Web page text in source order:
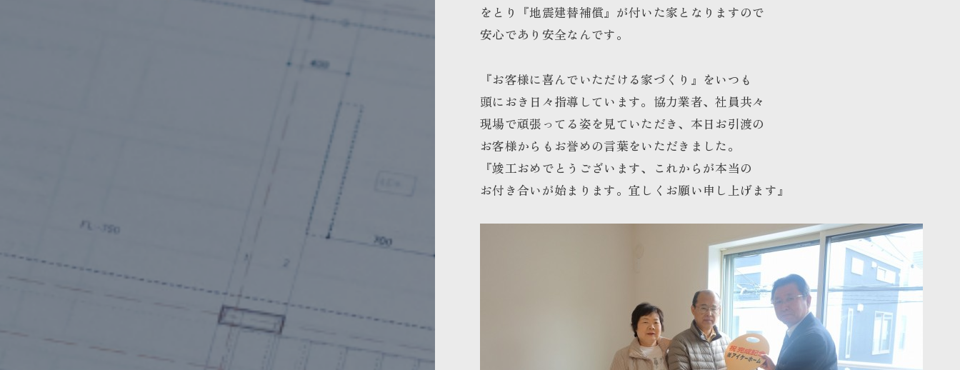
をとり『地震建替補償』が付いた家となりますので
安心であり安全なんです。
『お客様に喜んでいただける家づくり』をいつも
頭におき日々指導しています。協力業者、社員共々
現場で頑張ってる姿を見ていただき、本日お引渡の
お客様からもお誉めの言葉をいただきました。
『竣工おめでとうございます、これからが本当の
お付き合いが始まります。宜しくお願い申し上げます』